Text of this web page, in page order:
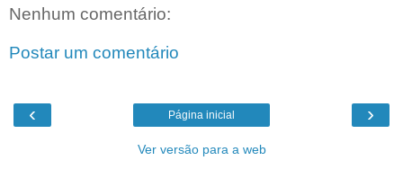
Nenhum comentário:
Postar um comentário
‹ ›
Página inicial
Ver versão para a web